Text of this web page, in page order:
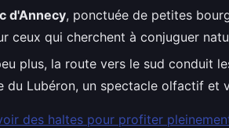
d'Annecy, ponctuée de petites
ceux qui cherchent à conjuguer
plus, la route vers le sud conduit
du Lubéron, un spectacle olfactif et
des haltes pour profiter